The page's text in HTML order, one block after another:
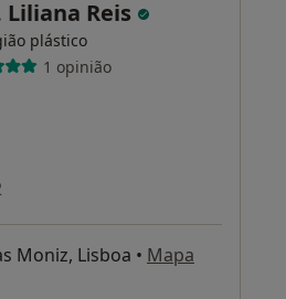
Liliana Reis
plástico
1 opinião
Moniz, Lisboa • Mapa